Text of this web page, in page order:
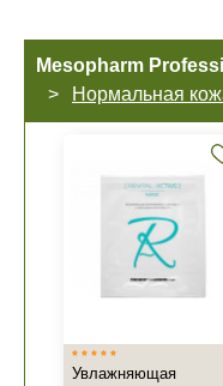
Mesopharm
Нормальная
Увлажняющая